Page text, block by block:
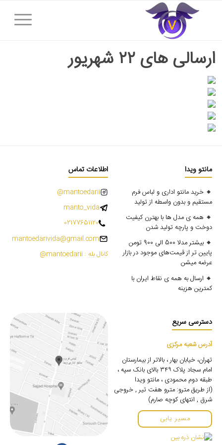
ارسالی های ۲۲ شهریور
مانتو ویدا
🔸 خرید مانتو اداری و لباس فرم
مستقیم و بدون واسطه از تولید
🔸 همه ی مدل ها با بهترن کیفیت
دوخت و پارچه تولید شدن
🔸 بیشتر مدلا 500 الی 900 تومن
پایین تر از قیمت‌های موجود در بازار
عرضه میشن
🔸 ارسال به همه ی نقاط ایران با
کمترین هزینه
اطلاعات تماس
mantoedarii@
manto_vida
02177651120
mantoedarivida@gmail.com
کانال بله : mantoedarii@
دسترسی سریع
آدرس شعبه مرکزی
تهران، خیابان بهار ، بالاتر از بیمارستان
امام سجاد پلاک ۳۴۹ بالای بانک سپه ،
طبقه دوم محمودی ، مانتو ویدا
(از طریق مترو: مترو هفت تیر , خروجی
شرق , انتهای کوچه صارم)
مسیر یابی